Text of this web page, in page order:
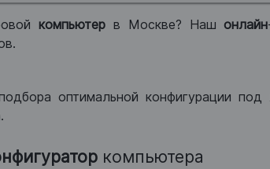
компьютер в Москве? Нашонлайн
оптимальной конфигурации
компьютера